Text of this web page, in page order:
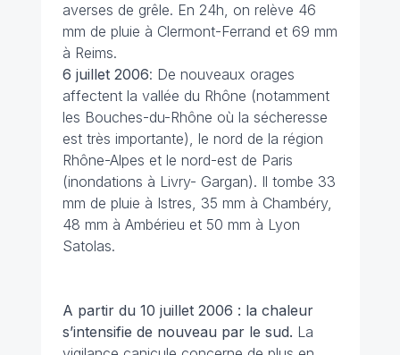
averses de grêle. En 24h, on relève 46
mm de pluie à Clermont-Ferrand et 69 mm
à Reims.
6 juillet 2006: De nouveaux orages
affectent la vallée du Rhône (notamment
les Bouches-du-Rhône où la sécheresse
est très importante), le nord de la région
Rhône-Alpes et le nord-est de Paris
(inondations à Livry- Gargan). Il tombe 33
mm de pluie à Istres, 35 mm à Chambéry,
48 mm à Ambérieu et 50 mm à Lyon
Satolas.
A partir du 10 juillet 2006 : la chaleur
s’intensifie de nouveau par le sud. La